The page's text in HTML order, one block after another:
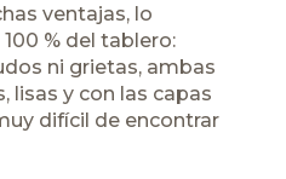
ventajas, lo
% del tablero:
ni grietas, ambas
lisas y con las capas
difícil de encontrar